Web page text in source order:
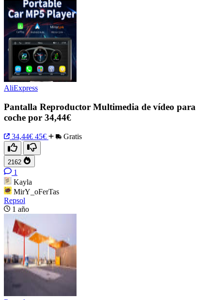
AliExpress
Pantalla Reproductor Multimedia de vídeo para
coche por 34,44€
34,44€ 45€ Gratis
2162
1
Kayla
MirY_oFerTas
Repsol
1 año